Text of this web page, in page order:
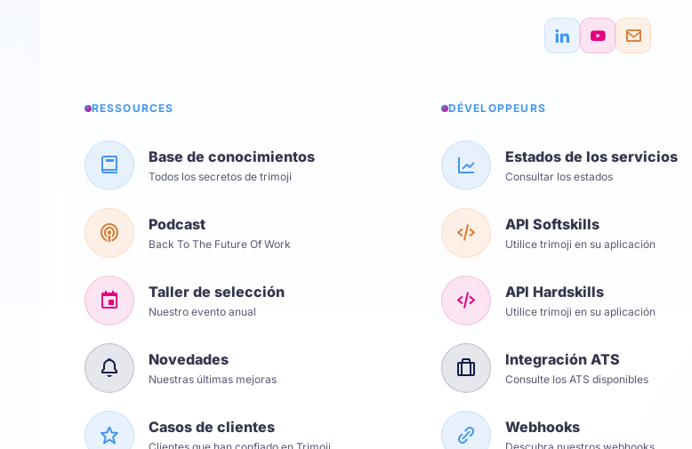
RESSOURCES
Base de conocimientos
Todos los secretos de trimoji
Podcast
Back To The Future Of Work
Taller de selección
Nuestro evento anual
Novedades
Nuestras últimas mejoras
Casos de clientes
DÉVELOPPEURS
Estados de los servicios
Consultar los estados
API Softskills
Utilice trimoji en su aplicación
API Hardskills
Utilice trimoji en su aplicación
Integración ATS
Consulte los ATS disponibles
Webhooks